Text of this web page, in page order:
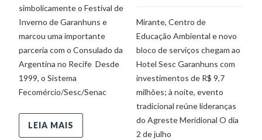
simbolicamente o Festival de
Inverno de Garanhuns e
marcou uma importante
parceria com o Consulado da
Argentina no Recife Desde
1999, o Sistema
Fecomércio/Sesc/Senac
LEIA MAIS
Mirante, Centro de
Educação Ambiental e novo
bloco de serviços chegam ao
Hotel Sesc Garanhuns com
investimentos de R$ 9,7
milhões; à noite, evento
tradicional reúne lideranças
do Agreste Meridional O dia
2 de julho